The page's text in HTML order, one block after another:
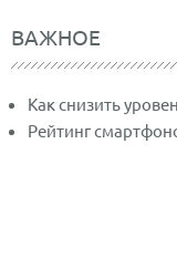
ВАЖНОЕ
Как снизить
Рейтинг